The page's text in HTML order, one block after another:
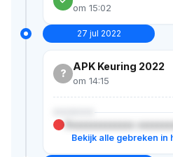
om 15:02
27 jul 2022
?
APK Keuring 2022
om 14:15
Xxxxxxxxxxxxxx
Bekijk alle gebreken in